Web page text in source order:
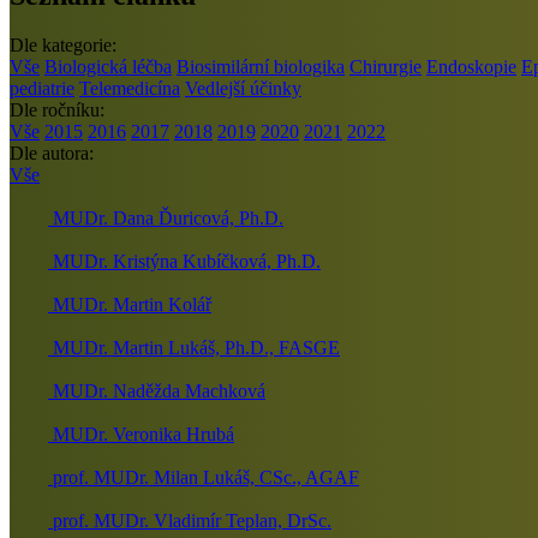
Dle kategorie:
Vše Biologická léčba Biosimilární biologika Chirurgie Endoskopie
pediatrie Telemedicína Vedlejší účinky
Dle ročníku:
Vše 2015 2016 2017 2018 2019 2020 2021 2022
Dle autora:
Vše
MUDr. Dana Ďuricová, Ph.D.
MUDr. Kristýna Kubíčková, Ph.D.
MUDr. Martin Kolář
MUDr. Martin Lukáš, Ph.D., FASGE
MUDr. Naděžda Machková
MUDr. Veronika Hrubá
prof. MUDr. Milan Lukáš, CSc., AGAF
prof. MUDr. Vladimír Teplan, DrSc.